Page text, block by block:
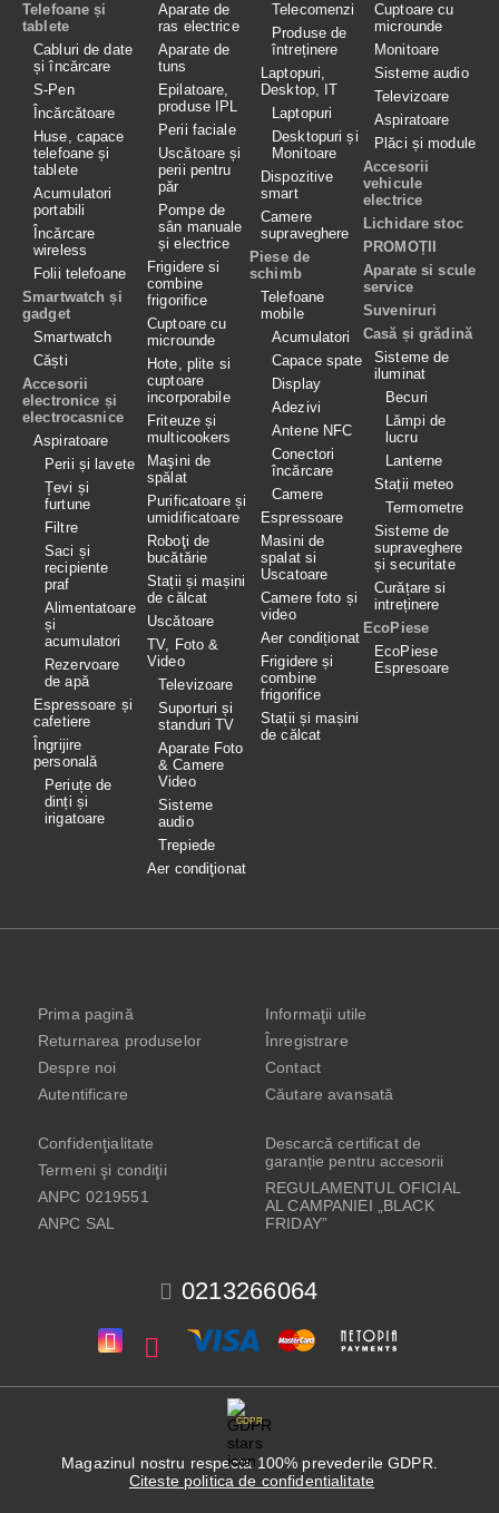
Telefoane și
tablete
Cabluri de date
și încărcare
S-Pen
Încărcătoare
Huse, capace
telefoane și
tablete
Acumulatori
portabili
Încărcare
wireless
Folii telefoane
Smartwatch și
gadget
Smartwatch
Căști
Accesorii
electronice și
electrocasnice
Aspiratoare
Perii și lavete
Țevi și
furtune
Filtre
Saci și
recipiente
praf
Alimentatoare
și
acumulatori
Rezervoare
de apă
Espressoare și
cafetiere
Îngrijire
personală
Periuțe de
dinți și
irigatoare
Aparate de
ras electrice
Aparate de
tuns
Epilatoare,
produse IPL
Perii faciale
Uscătoare și
perii pentru
păr
Pompe de
sân manuale
și electrice
Frigidere si
combine
frigorifice
Cuptoare cu
microunde
Hote, plite si
cuptoare
incorporabile
Friteuze și
multicookers
Maşini de
spălat
Purificatoare și
umidificatoare
Roboţi de
bucătărie
Stații și mașini
de călcat
Uscătoare
TV, Foto &
Video
Televizoare
Suporturi și
standuri TV
Aparate Foto
& Camere
Video
Sisteme
audio
Trepiede
Aer condiţionat
Telecomenzi
Produse de
întreținere
Laptopuri,
Desktop, IT
Laptopuri
Desktopuri și
Monitoare
Dispozitive
smart
Camere
supraveghere
Piese de
schimb
Telefoane
mobile
Acumulatori
Capace spate
Display
Adezivi
Antene NFC
Conectori
încărcare
Camere
Espressoare
Masini de
spalat si
Uscatoare
Camere foto și
video
Aer condiționat
Frigidere și
combine
frigorifice
Stații și mașini
de călcat
Cuptoare cu
microunde
Monitoare
Sisteme audio
Televizoare
Aspiratoare
Plăci și module
Accesorii
vehicule
electrice
Lichidare stoc
PROMOȚII
Aparate si scule
service
Suveniruri
Casă și grădină
Sisteme de
iluminat
Becuri
Lămpi de
lucru
Lanterne
Stații meteo
Termometre
Sisteme de
supraveghere
și securitate
Curățare si
intreținere
EcoPiese
EcoPiese
Espresoare
0213266064
Prima pagină
Returnarea produselor
Despre noi
Autentificare
Informaţii utile
Înregistrare
Contact
Căutare avansată
Confidenţialitate
Termeni şi condiţii
ANPC 0219551
ANPC SAL
Descarcă certificat de
garanție pentru accesorii
REGULAMENTUL OFICIAL
AL CAMPANIEI „BLACK
FRIDAY”
GDPR
Magazinul nostru respecta 100% prevederile GDPR.
Citeste politica de confidentialitate